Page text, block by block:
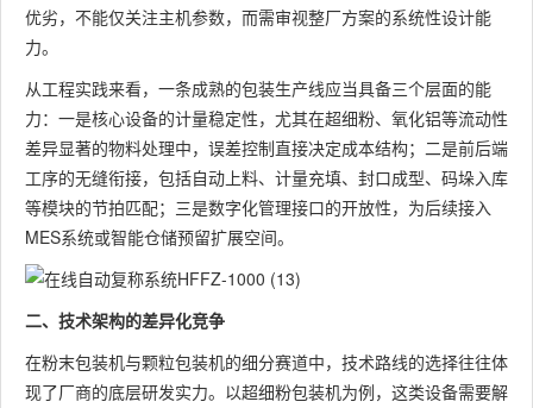
优劣，不能仅关注主机参数，而需审视整厂方案的系统性设计能
力。
从工程实践来看，一条成熟的包装生产线应当具备三个层面的能
力：一是核心设备的计量稳定性，尤其在超细粉、氧化铝等流动性
差异显著的物料处理中，误差控制直接决定成本结构；二是前后端
工序的无缝衔接，包括自动上料、计量充填、封口成型、码垛入库
等模块的节拍匹配；三是数字化管理接口的开放性，为后续接入
MES系统或智能仓储预留扩展空间。
二、技术架构的差异化竞争
在粉末包装机与颗粒包装机的细分赛道中，技术路线的选择往往体
现了厂商的底层研发实力。以超细粉包装机为例，这类设备需要解